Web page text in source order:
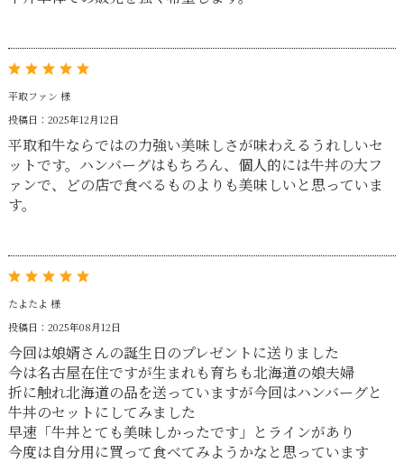
平取ファン 様
投稿日：2025年12月12日
平取和牛ならではの力強い美味しさが味わえるうれしいセ
ットです。ハンバーグはもちろん、個人的には牛丼の大フ
ァンで、どの店で食べるものよりも美味しいと思っていま
す。
たよたよ 様
投稿日：2025年08月12日
今回は娘婿さんの誕生日のプレゼントに送りました
今は名古屋在住ですが生まれも育ちも北海道の娘夫婦
折に触れ北海道の品を送っていますが今回はハンバーグと
牛丼のセットにしてみました
早速「牛丼とても美味しかったです」とラインがあり
今度は自分用に買って食べてみようかなと思っています